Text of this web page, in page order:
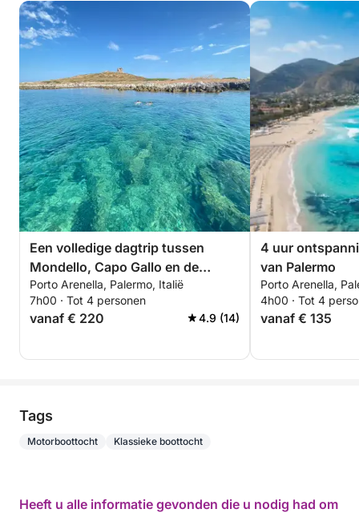
Een volledige dagtrip tussen
Mondello, Capo Gallo en de
Oliegrot.
Porto Arenella, Palermo, Italië
7h00 · Tot 4 personen
vanaf € 220 4.9 (14)
4 uur
van Palermo
Porto Arenella,
4h00 · Tot 4
vanaf € 135
Tags
Motorboottocht Klassieke boottocht
Heeft u alle informatie gevonden die u nodig had om